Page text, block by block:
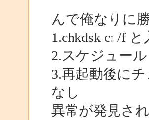
んで俺なりに
1.chkdsk c: /f
2.スケジュー
3.再起動後に
なし
異常が発見さ